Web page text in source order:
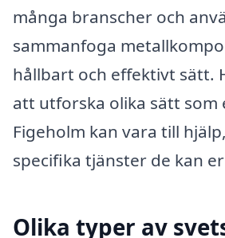
många branscher och
sammanfoga
hållbart och effektivt sätt.
att utforska olika sätt som
Figeholm kan vara till
specifika tjänster de kan
Olika typer av